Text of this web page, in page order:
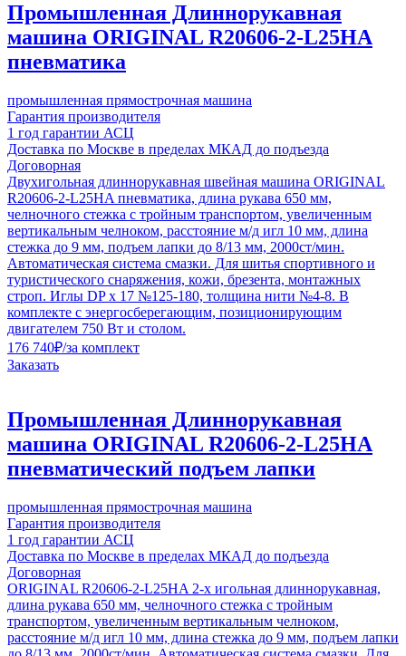
Промышленная Длиннорукавная
машина ORIGINAL R20606-2-L25HA
пневматика
промышленная прямострочная машина
Гарантия производителя
1 год гарантии АСЦ
Доставка по Москве в пределах МКАД до подъезда
Договорная
Двухигольная длиннорукавная швейная машина ORIGINAL
R20606-2-L25HA пневматика, длина рукава 650 мм,
челночного стежка с тройным транспортом, увеличенным
вертикальным челноком, расстояние м/д игл 10 мм, длина
стежка до 9 мм, подъем лапки до 8/13 мм, 2000ст/мин.
Автоматическая система смазки. Для шитья спортивного и
туристического снаряжения, кожи, брезента, монтажных
строп. Иглы DP x 17 №125-180, толщина нити №4-8. В
комплекте с энергосберегающим, позиционирующим
двигателем 750 Вт и столом.
176 740₽/за комплект
Заказать
Промышленная Длиннорукавная
машина ORIGINAL R20606-2-L25HA
пневматический подъем лапки
промышленная прямострочная машина
Гарантия производителя
1 год гарантии АСЦ
Доставка по Москве в пределах МКАД до подъезда
Договорная
ORIGINAL R20606-2-L25HA 2-х игольная длиннорукавная,
длина рукава 650 мм, челночного стежка с тройным
транспортом, увеличенным вертикальным челноком,
расстояние м/д игл 10 мм, длина стежка до 9 мм, подъем лапки